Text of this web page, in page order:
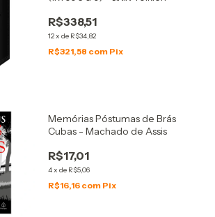
R$338,51
12x de R$34,82
R$321,58 com Pix
Memórias Póstumas de Brás
Cubas - Machado de Assis
R$17,01
4x de R$5,06
R$16,16 com Pix